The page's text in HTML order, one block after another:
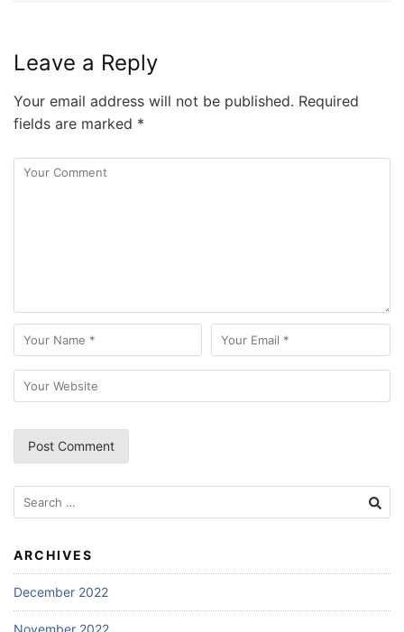
Leave a Reply
Your email address will not be published. Required
fields are marked *
Search
for:
ARCHIVES
December 2022
November 2022